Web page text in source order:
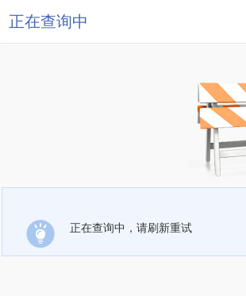
正在查询中
正在查询中，请刷新重试